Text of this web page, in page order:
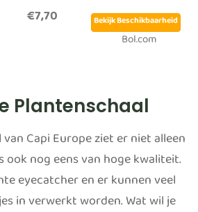
€7,70
Bekijk Beschikbaarheid
Bol.com
Plantenschaal
Capi Europe ziet er niet alleen
nog eens van hoge kwaliteit.
eyecatcher en er kunnen veel
in verwerkt worden. Wat wil je